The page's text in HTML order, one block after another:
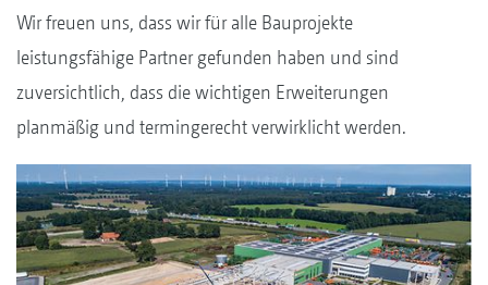
Wir freuen uns, dass wir für alle Bauprojekte
leistungsfähige Partner gefunden haben und sind
zuversichtlich, dass die wichtigen Erweiterungen
planmäßig und termingerecht verwirklicht werden.